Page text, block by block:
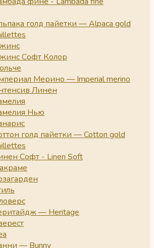
голд пайетки — Alpaca gold
Софт Колор
Мерино — Imperial merino
Линен
Нью
голд пайетки — Cotton gold
Софт - Linen Soft
— Heritage
— Bunny